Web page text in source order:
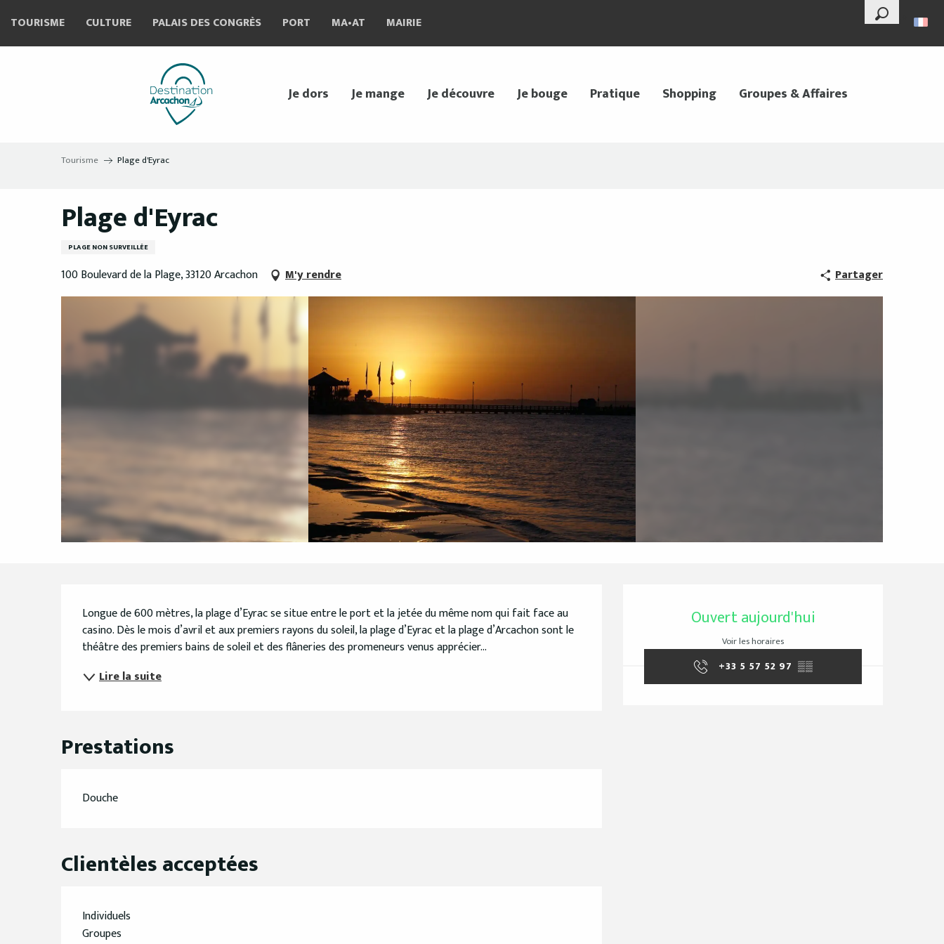
contenu
--°
Recherche
TOURISME CULTURE PALAIS DES CONGRÈS PORT MAIRIE
MA•AT
Je dors Je mange Je découvre Je bouge Pratique Shopping Groupes & Affaires
Tourisme Plage d'Eyrac
Plage d'Eyrac
PLAGE NON SURVEILLÉE
100 Boulevard de la Plage, 33120 Arcachon M'y rendre Partager
Ouverture et
Ouvert aujourd'hui
Voir les horaires
+33 5 57 52 97 ▒▒
Description
Longue de 600 mètres, la plage d’Eyrac se situe entre le port et la jetée du même nom qui fait face au
casino. Dès le mois d’avril et aux premiers rayons du soleil, la plage d’Eyrac et la plage d’Arcachon sont le
théâtre des premiers bains de soleil et des flâneries des promeneurs venus apprécier...
Lire la suite
Prestations
Douche
Clientèles acceptées
Individuels
Groupes